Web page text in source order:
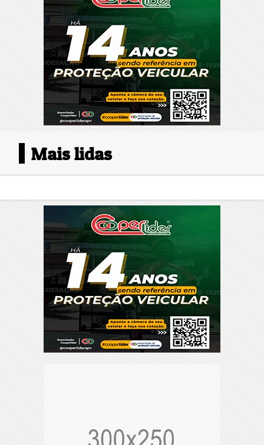
Mais lidas